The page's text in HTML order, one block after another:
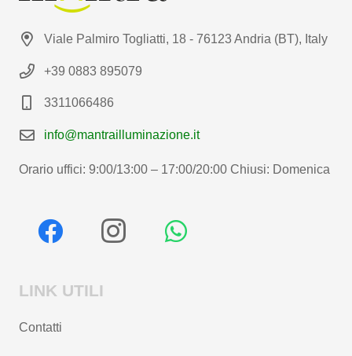
Viale Palmiro Togliatti, 18 - 76123 Andria (BT), Italy
+39 0883 895079
3311066486
info@mantrailluminazione.it
Orario uffici: 9:00/13:00 – 17:00/20:00 Chiusi: Domenica
LINK UTILI
Contatti